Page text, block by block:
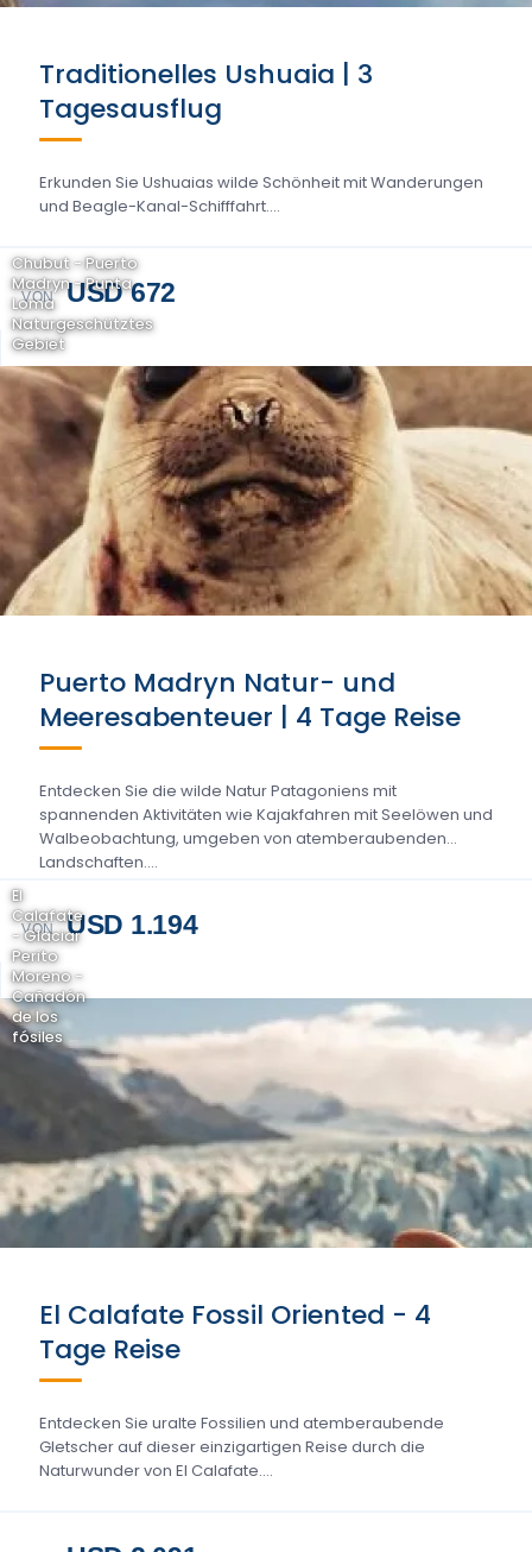
Traditionelles Ushuaia | 3
Tagesausflug
Erkunden Sie Ushuaias wilde Schönheit mit Wanderungen
und Beagle-Kanal-Schifffahrt....
VON USD 672
Chubut - Puerto
Madryn - Punta
Loma
Naturgeschütztes
Gebiet
Puerto Madryn Natur- und
Meeresabenteuer | 4 Tage Reise
Entdecken Sie die wilde Natur Patagoniens mit
spannenden Aktivitäten wie Kajakfahren mit Seelöwen und
Walbeobachtung, umgeben von atemberaubenden
Landschaften....
VON USD 1.194
El
Calafate
- Glaciar
Perito
Moreno -
Cañadón
de los
fósiles
El Calafate Fossil Oriented - 4
Tage Reise
Entdecken Sie uralte Fossilien und atemberaubende
Gletscher auf dieser einzigartigen Reise durch die
Naturwunder von El Calafate....